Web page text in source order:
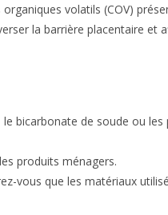
volatils (COV)
la barrière placentaire et
bicarbonate de soude ou
produits ménagers.
vous que les matériaux